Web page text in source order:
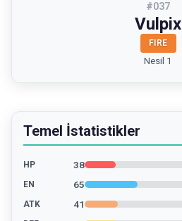
#037
Vulpix
FIRE
Nesil 1
Temel İstatistikler
HP 38
EN 65
ATK 41